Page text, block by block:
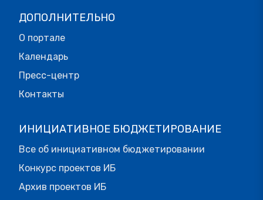
ДОПОЛНИТЕЛЬНО
О портале
Календарь
Пресс-центр
Контакты
ИНИЦИАТИВНОЕ БЮДЖЕТИРОВАНИЕ
Все об инициативном бюджетировании
Конкурс проектов ИБ
Архив проектов ИБ